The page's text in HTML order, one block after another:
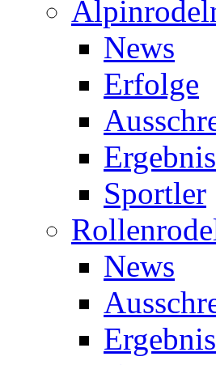
News
Erfolge
Sportler
News